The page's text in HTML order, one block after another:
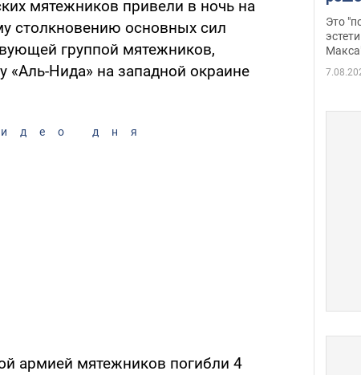
мятежников привели в ночь на
столкновению основных сил
группой мятежников,
Нида» на западной окраине
дня
армией мятежников погибли 4
Это